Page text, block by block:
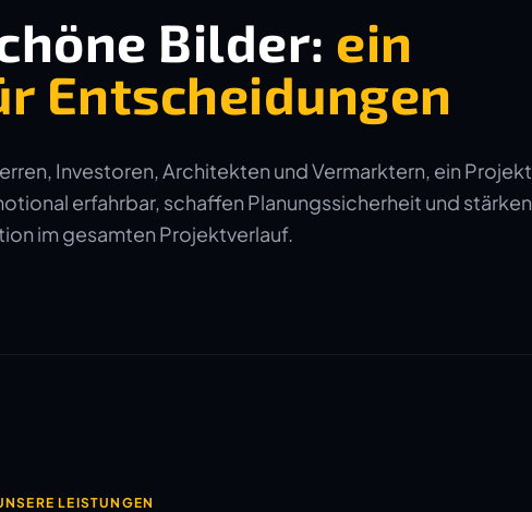
Bilder: ein
Entscheidungen
Investoren, Architekten und Vermarktern, ein Projekt
erfahrbar, schaffen Planungssicherheit und stärken
im gesamten Projektverlauf.
LEISTUNGEN